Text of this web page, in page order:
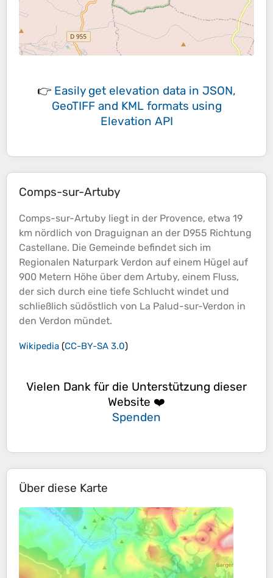
👉 Easily get elevation data in JSON,
GeoTIFF and KML formats using
Elevation API
Comps-sur-Artuby
Comps-sur-Artuby liegt in der Provence, etwa 19
km nördlich von Draguignan an der D955 Richtung
Castellane. Die Gemeinde befindet sich im
Regionalen Naturpark Verdon auf einem Hügel auf
900 Metern Höhe über dem Artuby, einem Fluss,
der sich durch eine tiefe Schlucht windet und
schließlich südöstlich von La Palud-sur-Verdon in
den Verdon mündet.
Wikipedia (CC-BY-SA 3.0)
Vielen Dank für die Unterstützung dieser
Website ❤️
Spenden
Über diese Karte